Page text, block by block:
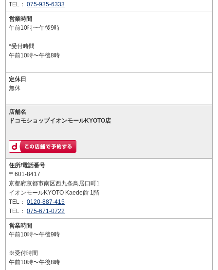
TEL： 075-935-6333
営業時間
午前10時〜午後9時
*受付時間
午前10時〜午後8時
定休日
無休
店舗名
ドコモショップイオンモールKYOTO店
住所/電話番号
〒601-8417
京都府京都市南区西九条鳥居口町1
イオンモールKYOTO Kaede館 1階
TEL： 0120-887-415
TEL： 075-671-0722
営業時間
午前10時〜午後9時
※受付時間
午前10時〜午後8時